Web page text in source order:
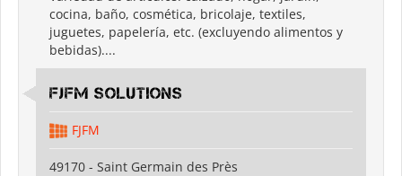
cocina, baño, cosmética, bricolaje, textiles,
juguetes, papelería, etc. (excluyendo alimentos y
bebidas)....
FJFM Solutions
FJFM
49170 - Saint Germain des Près